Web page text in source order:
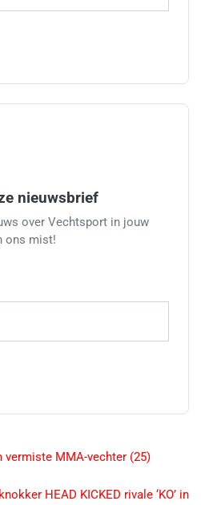
nieuwsbrief
over Vechtsport in jouw
ons mist!
vermiste MMA-vechter (25)
HEAD KICKED rivale ‘KO’ in